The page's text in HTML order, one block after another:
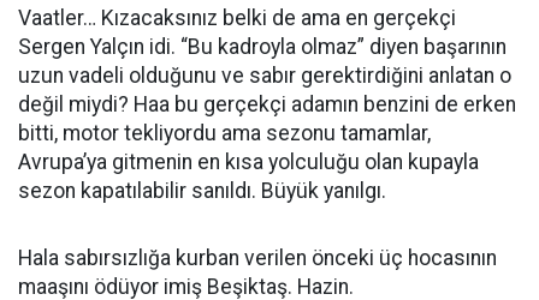
Vaatler… Kızacaksınız belki de ama en gerçekçi
Sergen Yalçın idi. “Bu kadroyla olmaz” diyen başarının
uzun vadeli olduğunu ve sabır gerektirdiğini anlatan o
değil miydi? Haa bu gerçekçi adamın benzini de erken
bitti, motor tekliyordu ama sezonu tamamlar,
Avrupa’ya gitmenin en kısa yolculuğu olan kupayla
sezon kapatılabilir sanıldı. Büyük yanılgı.
Hala sabırsızlığa kurban verilen önceki üç hocasının
maaşını ödüyor imiş Beşiktaş. Hazin.